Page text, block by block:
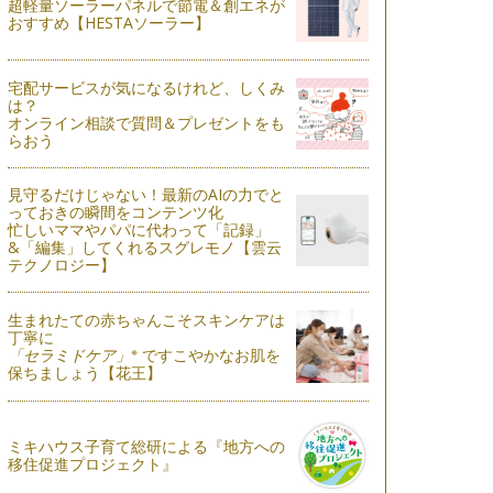
超軽量ソーラーパネルで節電＆創エネが
おすすめ【HESTAソーラー】
宅配サービスが気になるけれど、しくみ
は？
オンライン相談で質問＆プレゼントをも
らおう
見守るだけじゃない！最新のAIの力でと
っておきの瞬間をコンテンツ化
忙しいママやパパに代わって「記録」
&「編集」してくれるスグレモノ【雲云
テクノロジー】
生まれたての赤ちゃんこそスキンケアは
丁寧に
「セラミドケア」 ※ですこやかなお肌を
保ちましょう【花王】
ミキハウス子育て総研による『地方への
移住促進プロジェクト』